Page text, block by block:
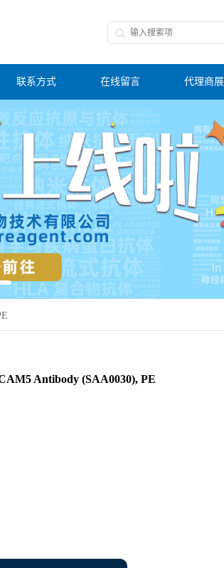
联系方式 在线留言 代理商
Antibody (SAA0030), PE